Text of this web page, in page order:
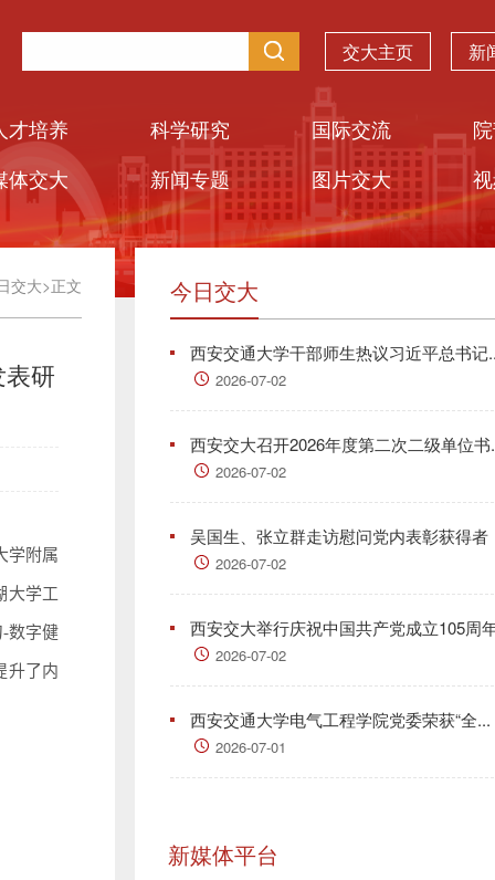
交大主页 新
才培养 科学研究 国际交流
体交大
新闻专题 图片交大
交大>正文
研
学附属
大学工
数字健
升了内
今日交大
西安交通大学干部师生热议习近平总书记
2026-07-02
西安交大召开2026年度第二次二级单位书
2026-07-02
吴国生、张立群走访慰问党内表彰获得者
2026-07-02
西安交大举行庆祝中国共产党成立105周
2026-07-02
西安交通大学电气工程学院党委荣获“全...
2026-07-01
新媒体平台